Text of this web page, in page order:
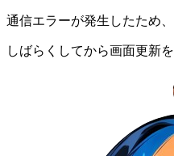
通信エラーが発生したため、
しばらくしてから画面更新